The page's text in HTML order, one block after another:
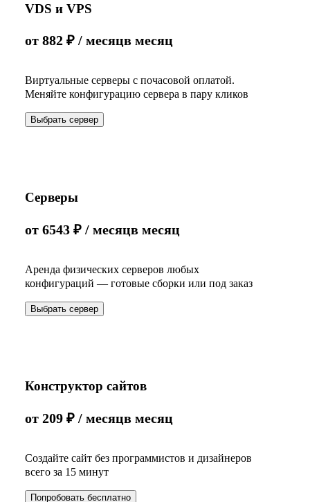
VDS и VPS
Виртуальные серверы с почасовой оплатой.
Меняйте конфигурацию сервера в пару кликов
от 882 ₽ / месяцв месяц
Выбрать сервер
Серверы
Аренда физических серверов любых
конфигураций — готовые сборки или под заказ
от 6543 ₽ / месяцв месяц
Выбрать сервер
Конструктор сайтов
Создайте сайт без программистов и дизайнеров
всего за 15 минут
от 209 ₽ / месяцв месяц
Попробовать бесплатно